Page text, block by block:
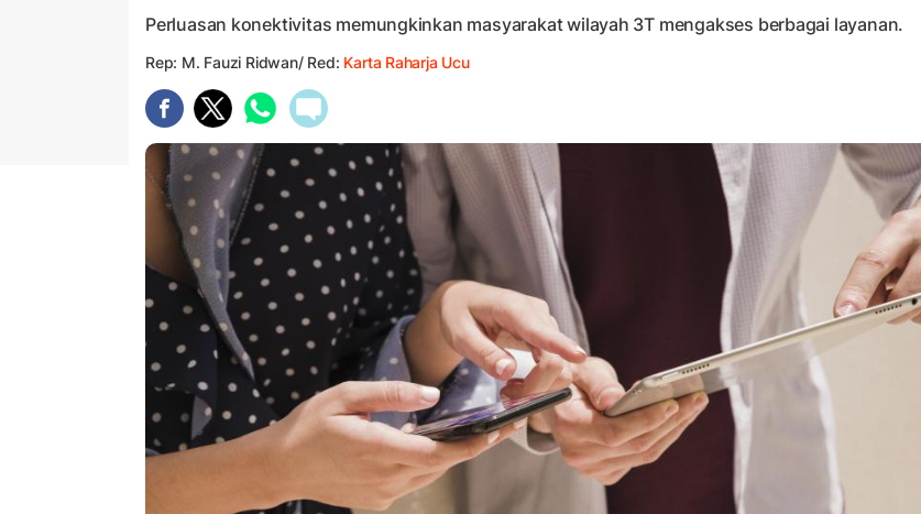
Perluasan konektivitas memungkinkan masyarakat wilayah 3T mengakses berbagai layanan.
Rep: M. Fauzi Ridwan/ Red: Karta Raharja Ucu